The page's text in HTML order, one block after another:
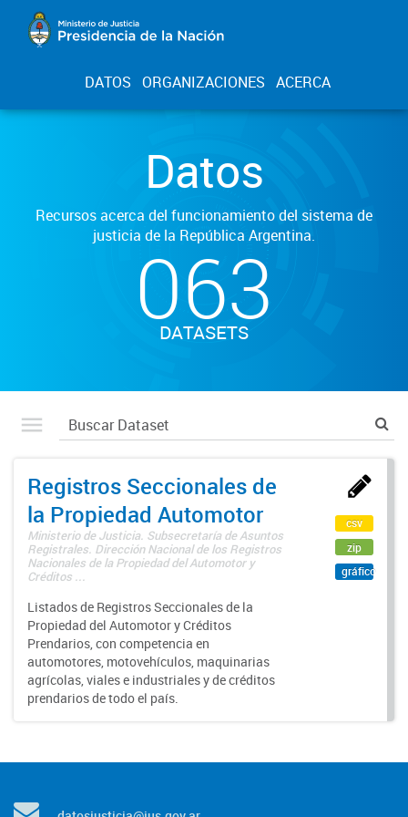
DATOS ORGANIZACIONES ACERCA
Datos
Recursos acerca del funcionamiento del sistema de
justicia de la República Argentina.
063
DATASETS
Registros Seccionales de
la Propiedad Automotor
Ministerio de Justicia. Subsecretaría de Asuntos
Registrales. Dirección Nacional de los Registros
Nacionales de la Propiedad del Automotor y
Créditos ...
Listados de Registros Seccionales de la
Propiedad del Automotor y Créditos
Prendarios, con competencia en
automotores, motovehículos, maquinarias
agrícolas, viales e industriales y de créditos
prendarios de todo el país.
csv
zip
gráfico